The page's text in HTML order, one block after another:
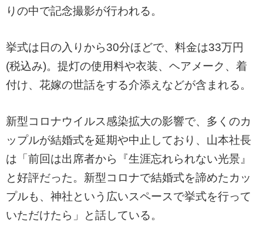
りの中で記念撮影が行われる。
挙式は日の入りから30分ほどで、料金は33万円
(税込み)。提灯の使用料や衣装、ヘアメーク、着
付け、花嫁の世話をする介添えなどが含まれる。
新型コロナウイルス感染拡大の影響で、多くのカ
ップルが結婚式を延期や中止しており、山本社長
は「前回は出席者から『生涯忘れられない光景』
と好評だった。新型コロナで結婚式を諦めたカッ
プルも、神社という広いスペースで挙式を行って
いただけたら」と話している。